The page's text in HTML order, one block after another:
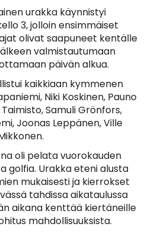
urakka käynnistyi
3, jolloin ensimmäiset
olivat saapuneet kentälle
valmistautumaan
päivän alkua.
kaikkiaan kymmenen
Niki Koskinen, Pauno
Samuli Grönfors,
Joonas Leppänen, Ville
oli pelata vuorokauden
golfia. Urakka eteni alusta
mukaisesti ja kierrokset
tahdissa aikataulussa
aikana kenttää kiertäneille
mahdollisuuksista.